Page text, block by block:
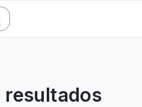
resultados